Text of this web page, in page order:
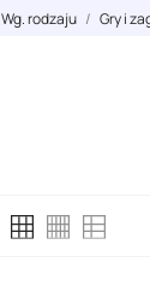
Wg. rodzaju Gry i